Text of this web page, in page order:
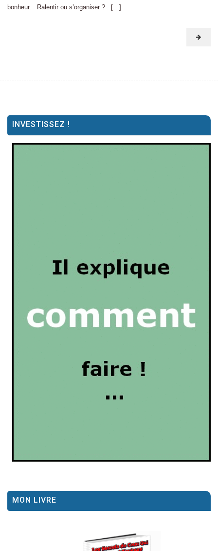
bonheur. Ralentir ou s’organiser ? […]
INVESTISSEZ !
MON LIVRE